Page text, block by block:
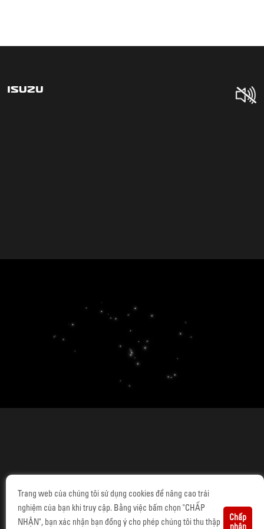
Trang web của chúng tôi sử dụng cookies để nâng cao trải
nghiệm của bạn khi truy cập. Bằng việc bấm chọn "CHẤP
NHẬN", bạn xác nhận bạn đồng ý cho phép chúng tôi thu thập
Chấp
nhận